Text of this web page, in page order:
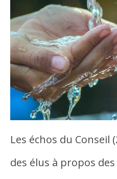
Les échos du Conseil
des élus à propos